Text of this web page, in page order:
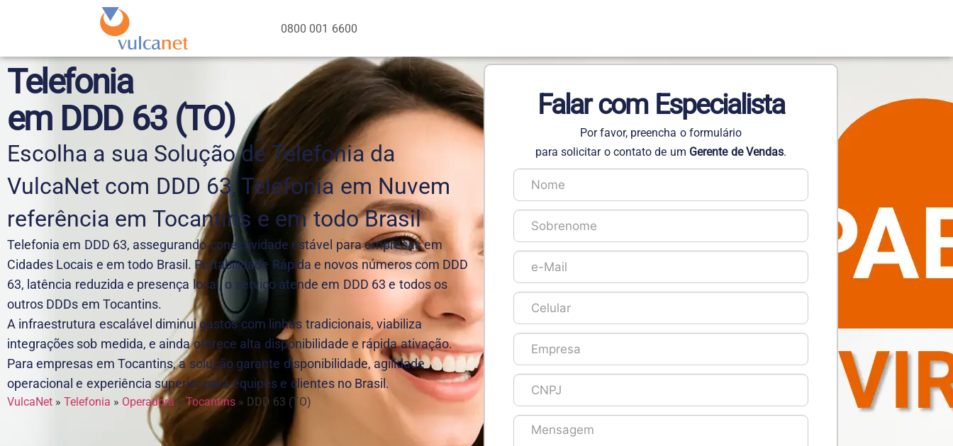
0800 001 6600
Telefonia
em DDD 63 (TO)
Escolha a sua Solução de Telefonia da
VulcaNet com DDD 63, Telefonia em Nuvem
referência em Tocantins e em todo Brasil
Telefonia em DDD 63, assegurando conectividade estável para empresas em
Cidades Locais e em todo Brasil. Portabilidade Rápida e novos números com DDD
63, latência reduzida e presença local, o serviço atende em DDD 63 e todos os
outros DDDs em Tocantins.
A infraestrutura escalável diminui gastos com linhas tradicionais, viabiliza
integrações sob medida, e ainda oferece alta disponibilidade e rápida ativação.
Para empresas em Tocantins, a solução garante disponibilidade, agilidade
operacional e experiência superior para equipes e clientes no Brasil.
VulcaNet » Telefonia » Operadora » Tocantins » DDD 63 (TO)
Falar com Especialista
Por favor, preencha o formulário
para solicitar o contato de um Gerente de Vendas.